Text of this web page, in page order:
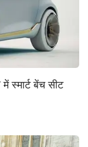
स्मार्ट बेंच सीट